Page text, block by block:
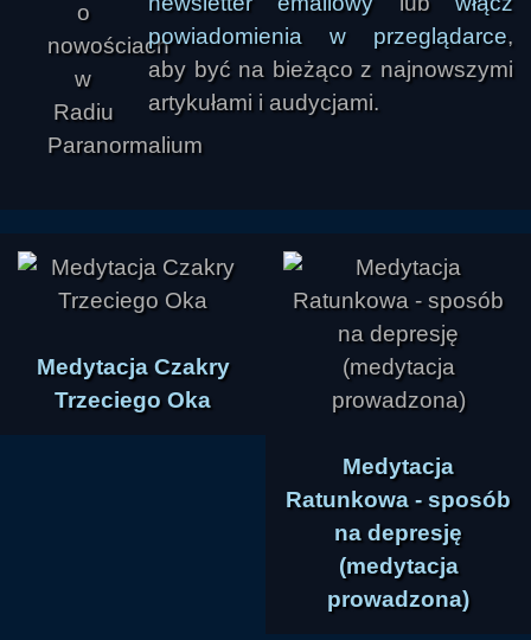
powiadomienia w przeglądarce,
aby być na bieżąco z najnowszymi
artykułami i audycjami.
Medytacja Czakry
Trzeciego Oka
Medytacja
Ratunkowa - sposób
na depresję
(medytacja
prowadzona)